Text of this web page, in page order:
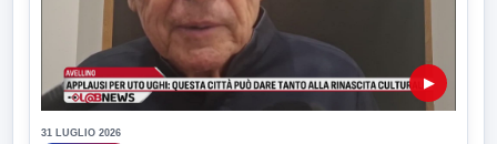
▶
31 LUGLIO 2026